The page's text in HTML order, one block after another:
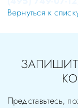
Вернуться к
Представьтесь,